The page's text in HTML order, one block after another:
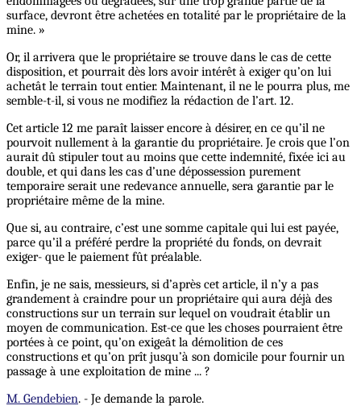
surface, devront être achetées en totalité par le propriétaire de la
mine. »
Or, il arrivera que le propriétaire se trouve dans le cas de cette
disposition, et pourrait dès lors avoir intérêt à exiger qu’on lui
achetât le terrain tout entier. Maintenant, il ne le pourra plus, me
semble-t-il, si vous ne modifiez la rédaction de l’art. 12.
Cet article 12 me paraît laisser encore à désirer, en ce qu’il ne
pourvoit nullement à la garantie du propriétaire. Je crois que l’on
aurait dû stipuler tout au moins que cette indemnité, fixée ici au
double, et qui dans les cas d’une dépossession purement
temporaire serait une redevance annuelle, sera garantie par le
propriétaire même de la mine.
Que si, au contraire, c’est une somme capitale qui lui est payée,
parce qu’il a préféré perdre la propriété du fonds, on devrait
exiger- que le paiement fût préalable.
Enfin, je ne sais, messieurs, si d’après cet article, il n’y a pas
grandement à craindre pour un propriétaire qui aura déjà des
constructions sur un terrain sur lequel on voudrait établir un
moyen de communication. Est-ce que les choses pourraient être
portées à ce point, qu’on exigeât la démolition de ces
constructions et qu’on prît jusqu’à son domicile pour fournir un
passage à une exploitation de mine ... ?
M. Gendebien. - Je demande la parole.